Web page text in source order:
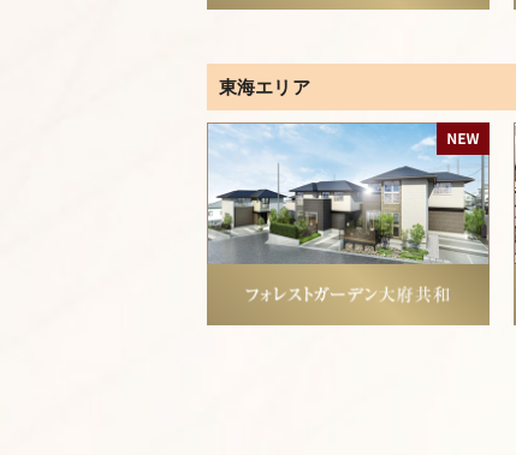
東海エリア